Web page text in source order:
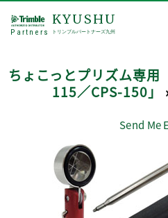
Partners
KYUSHU
トリンブルパートナーズ九州
ちょこっとプリズム専
115／CPS-150」
Send Me